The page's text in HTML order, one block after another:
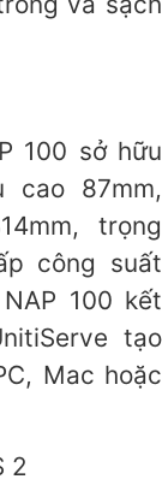
100 sở hữu
cao 87mm,
trọng
công suất
100 kết
tạo
Mac hoặc